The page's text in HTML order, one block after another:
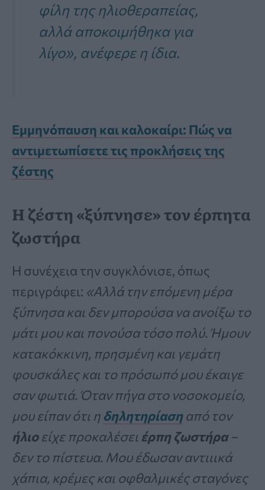
φίλη της ηλιοθεραπείας,
αλλά αποκοιμήθηκα για
λίγο», ανέφερε η ίδια.
Εμμηνόπαυση και καλοκαίρι: Πώς να
αντιμετωπίσετε τις προκλήσεις της
ζέστης
Η ζέστη «ξύπνησε» τον έρπητα
ζωστήρα
Η συνέχεια την συγκλόνισε, όπως
περιγράφει: «Αλλά την επόμενη μέρα
ξύπνησα και δεν μπορούσα να ανοίξω το
μάτι μου και πονούσα τόσο πολύ. Ήμουν
κατακόκκινη, πρησμένη και γεμάτη
φουσκάλες και το πρόσωπό μου έκαιγε
σαν φωτιά. Όταν πήγα στο νοσοκομείο,
μου είπαν ότι η δηλητηρίασηαπό τον
ήλιοείχε προκαλέσει έρπη ζωστήρα–
δεν το πίστευα. Μου έδωσαν αντιιικά
χάπια, κρέμες και οφθαλμικές σταγόνες